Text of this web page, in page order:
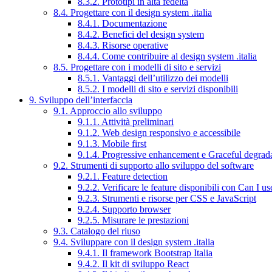
8.4. Progettare con il design system .italia
8.4.1. Documentazione
8.4.2. Benefici del design system
8.4.3. Risorse operative
8.4.4. Come contribuire al design system .italia
8.5. Progettare con i modelli di sito e servizi
8.5.1. Vantaggi dell’utilizzo dei modelli
8.5.2. I modelli di sito e servizi disponibili
9. Sviluppo dell’interfaccia
9.1. Approccio allo sviluppo
9.1.1. Attività preliminari
9.1.2. Web design responsivo e accessibile
9.1.3. Mobile first
9.1.4. Progressive enhancement e Graceful
9.2. Strumenti di supporto allo sviluppo del software
9.2.1. Feature detection
9.2.2. Verificare le feature disponibili con Can I
9.2.3. Strumenti e risorse per CSS e JavaScript
9.2.4. Supporto browser
9.2.5. Misurare le prestazioni
9.3. Catalogo del riuso
9.4. Sviluppare con il design system .italia
9.4.1. Il framework Bootstrap Italia
9.4.2. Il kit di sviluppo React